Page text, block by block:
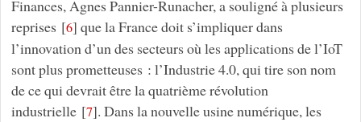
Finances, Agnes Pannier-Runacher, a souligné à plusieurs
reprises [6] que la France doit s’impliquer dans
l’innovation d’un des secteurs où les applications de l’IoT
sont plus prometteuses : l’Industrie 4.0, qui tire son nom
de ce qui devrait être la quatrième révolution
industrielle[7]. Dans la nouvelle usine numérique, les